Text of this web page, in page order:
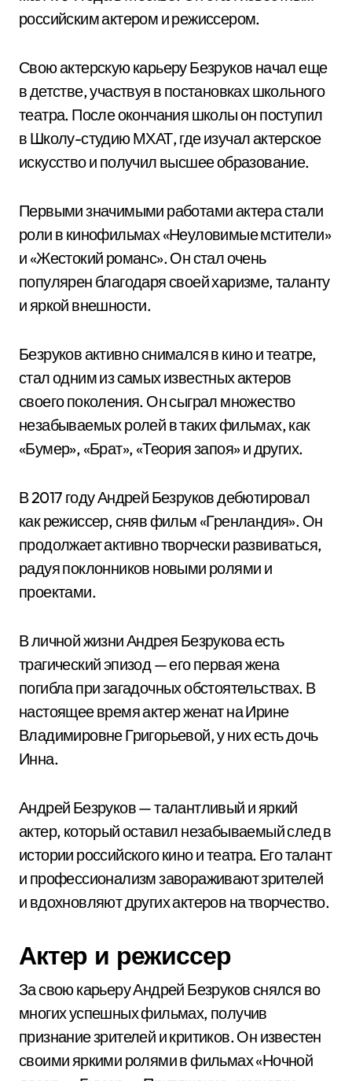
российским актером и режиссером.
Свою актерскую карьеру Безруков начал еще
в детстве, участвуя в постановках школьного
театра. После окончания школы он поступил
в Школу-студию МХАТ, где изучал актерское
искусство и получил высшее образование.
Первыми значимыми работами актера стали
роли в кинофильмах «Неуловимые мстители»
и «Жестокий романс». Он стал очень
популярен благодаря своей харизме, таланту
и яркой внешности.
Безруков активно снимался в кино и театре,
стал одним из самых известных актеров
своего поколения. Он сыграл множество
незабываемых ролей в таких фильмах, как
«Бумер», «Брат», «Теория запоя» и других.
В 2017 году Андрей Безруков дебютировал
как режиссер, сняв фильм «Гренландия». Он
продолжает активно творчески развиваться,
радуя поклонников новыми ролями и
проектами.
В личной жизни Андрея Безрукова есть
трагический эпизод — его первая жена
погибла при загадочных обстоятельствах. В
настоящее время актер женат на Ирине
Владимировне Григорьевой, у них есть дочь
Инна.
Андрей Безруков — талантливый и яркий
актер, который оставил незабываемый след в
истории российского кино и театра. Его талант
и профессионализм завораживают зрителей
и вдохновляют других актеров на творчество.
Актер и режиссер
За свою карьеру Андрей Безруков снялся во
многих успешных фильмах, получив
признание зрителей и критиков. Он известен
своими яркими ролями в фильмах «Ночной